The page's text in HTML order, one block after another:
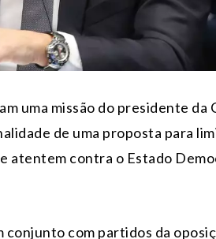
uma missão do presidente da
de uma proposta para
atentem contra o Estado
com partidos da